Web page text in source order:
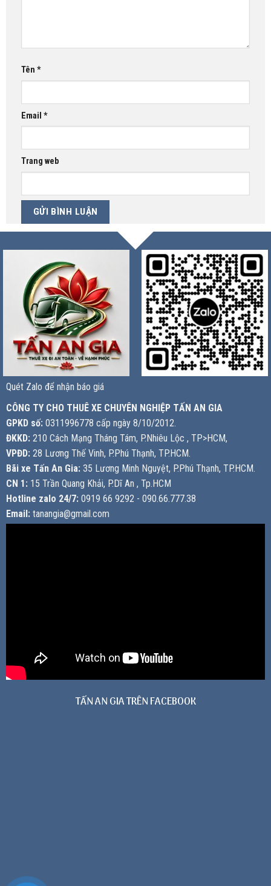
Tên *
Email *
Trang web
Quét Zalo để nhận báo giá
CÔNG TY CHO THUÊ XE CHUYÊN NGHIỆP TẤN AN GIA
GPKD số: 0311996778 cấp ngày 8/10/2012.
ĐKKD: 210 Cách Mạng Tháng Tám, P.Nhiêu Lộc , TP>HCM,
VPĐD: 28 Lương Thế Vinh, P.Phú Thạnh, TP.HCM.
Bãi xe Tấn An Gia: 35 Lương Minh Nguyệt, P.Phú Thạnh, TP.HCM.
CN 1: 15 Trần Quang Khải, P.Dĩ An , Tp.HCM
Hotline zalo 24/7: 0919 66 9292 - 090.66.777.38
Email: tanangia@gmail.com
TẤN AN GIA TRÊN FACEBOOK